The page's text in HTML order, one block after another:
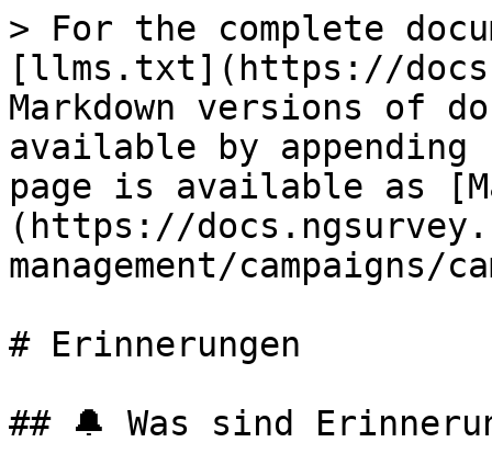
> For the complete
[llms.txt](https://
Markdown versions of
available by
page is available as
(https://
management/
# Erinnerungen
## 🔔 Was sind